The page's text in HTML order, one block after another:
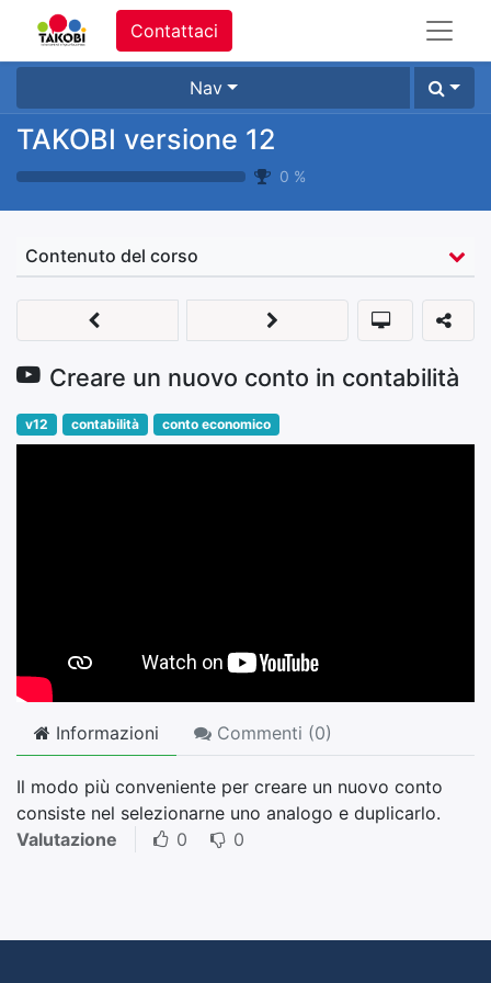
Contattaci
Nav
TAKOBI versione 12
0 %
Contenuto del corso
Creare un nuovo conto in contabilità
v12 contabilità conto economico
Informazioni Commenti (0)
Il modo più conveniente per creare un nuovo conto
consiste nel selezionarne uno analogo e duplicarlo.
Valutazione
0 0